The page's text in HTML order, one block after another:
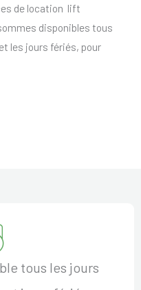
de location lift
disponibles tous
les jours fériés, pour
tous les jours